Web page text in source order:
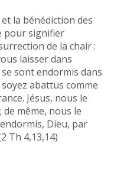
la bénédiction des
pour signifier
de la chair :
laisser dans
sont endormis dans
abattus comme
Jésus, nous le
même, nous le
Dieu, par
Th 4,13,14)